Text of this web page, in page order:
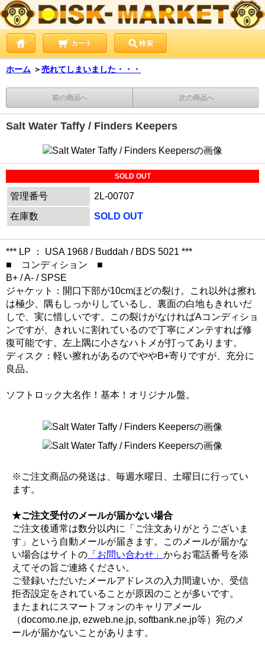
カート 検索
ホーム ＞売れてしまいました・・・
前の商品へ 次の商品へ
Salt Water Taffy / Finders Keepers
SOLD OUT
管理番号
2L-00707
在庫数
SOLD OUT
*** LP ： USA 1968 / Buddah / BDS 5021 ***
■ コンディション ■
B+ / A- / SPSE
ジャケット：開口下部が10cmほどの裂け。これ以外は擦れ
は極少、隅もしっかりしているし、裏面の白地もきれいだ
しで、実に惜しいです。この裂けがなければAコンディショ
ンですが、きれいに割れているので丁寧にメンテすれば修
復可能です。左上隅に小さなハトメが打ってあります。
ディスク：軽い擦れがあるのでややB+寄りですが、充分に
良品。
ソフトロック大名作！基本！オリジナル盤。
※ご注文商品の発送は、毎週水曜日、土曜日に行ってい
ます。
★ご注文受付のメールが届かない場合
ご注文後通常は数分以内に「ご注文ありがとうございま
す」という自動メールが届きます。このメールが届かな
い場合はサイトの 「お問い合わせ」 からお電話番号を添
えてその旨ご連絡ください。
ご登録いただいたメールアドレスの入力間違いか、受信
拒否設定をされていることが原因のことが多いです。
またまれにスマートフォンのキャリアメール
（docomo.ne.jp, ezweb.ne.jp, softbank.ne.jp等）宛のメ
ールが届かないことがあります。